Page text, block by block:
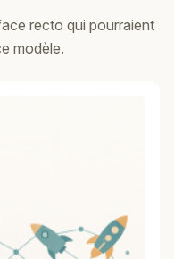
recto qui pourraient
modèle.